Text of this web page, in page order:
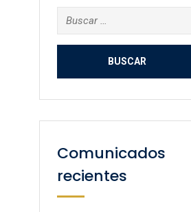
Buscar:
Comunicados
recientes